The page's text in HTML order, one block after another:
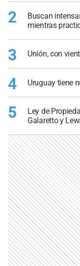
2
Buscan
mientras
3 Unión, con
4 Uruguay tiene
5
Ley de
Galaretto y